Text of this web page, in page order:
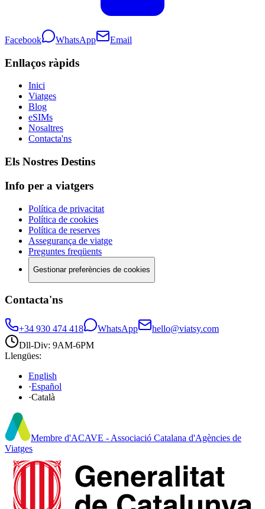
Facebook WhatsApp Email
Enllaços ràpids
Inici
Viatges
Blog
eSIMs
Nosaltres
Contacta'ns
Els Nostres Destins
Info per a viatgers
Política de privacitat
Política de cookies
Política de reserves
Assegurança de viatge
Preguntes freqüents
Gestionar preferències de cookies
Contacta'ns
+34 930 474 418 WhatsApp
hello@viatsy.com
Dll-Div: 9AM-6PM
Llengües:
English
·Español
·Català
Membre d'ACAVE - Associació Catalana d'Agències de
Viatges